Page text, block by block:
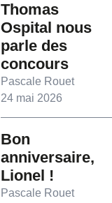
Thomas
Ospital nous
parle des
concours
Pascale Rouet
24 mai 2026
Bon
anniversaire,
Lionel !
Pascale Rouet